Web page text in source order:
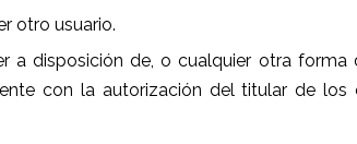
otro usuario.
a disposición de, o cualquier otra
con la autorización del titular de